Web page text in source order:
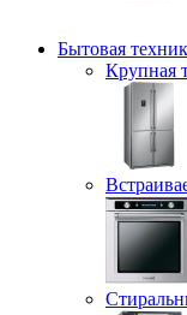
Бытовая
Крупная